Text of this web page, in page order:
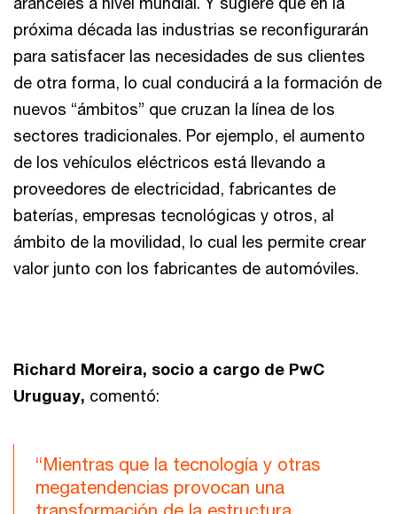
próxima década las industrias se reconfigurarán
para satisfacer las necesidades de sus clientes
de otra forma, lo cual conducirá a la formación de
nuevos “ámbitos” que cruzan la línea de los
sectores tradicionales. Por ejemplo, el aumento
de los vehículos eléctricos está llevando a
proveedores de electricidad, fabricantes de
baterías, empresas tecnológicas y otros, al
ámbito de la movilidad, lo cual les permite crear
valor junto con los fabricantes de automóviles.
Richard Moreira, socio a cargo de PwC
Uruguay, comentó:
“Mientras que la tecnología y otras
megatendencias provocan una